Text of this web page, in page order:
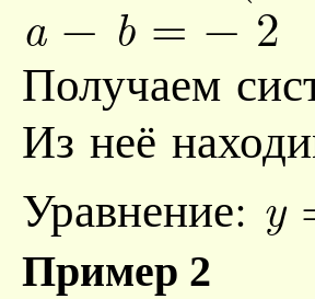
a− b= − 2
Получаем
Из неё
Уравнение: y
Пример 2